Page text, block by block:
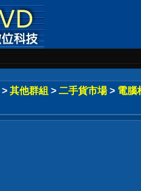
> 其他群組 > 二手貨市場 > 電腦